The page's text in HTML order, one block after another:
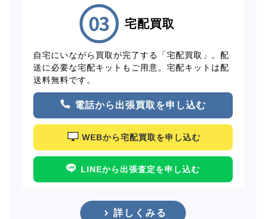
宅配買取
自宅にいながら買取が完了する「宅配買取」。配
送に必要な宅配キットもご用意。宅配キットは配
送料無料です。
電話から出張買取を申し込む
WEBから宅配買取を申し込む
LINEから出張査定を申し込む
詳しくみる